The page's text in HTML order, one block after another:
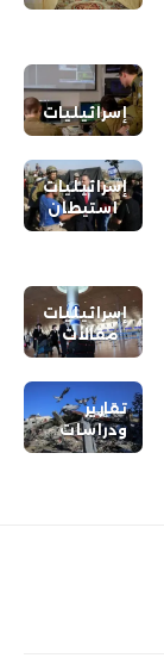
إسرائيليات
إسرائيليات
استيطان
إسرائيليات
مقالات
تقارير
ودراسات